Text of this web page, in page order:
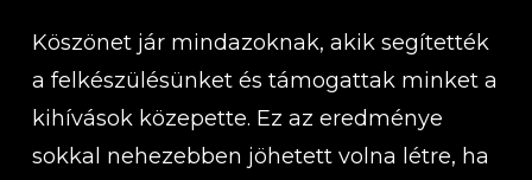
Köszönet jár mindazoknak, akik segítették
a felkészülésünket és támogattak minket a
kihívások közepette. Ez az eredménye
sokkal nehezebben jöhetett volna létre, ha